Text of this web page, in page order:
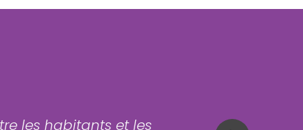
les habitants et les